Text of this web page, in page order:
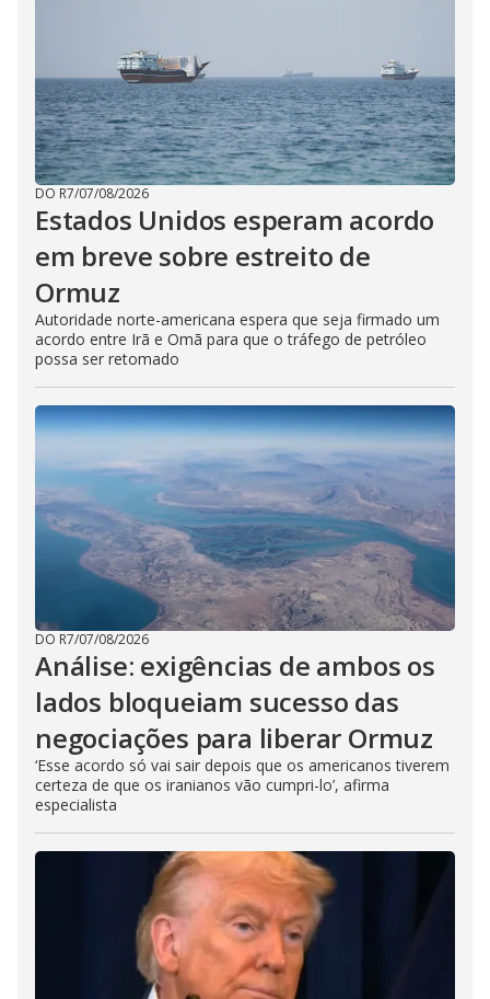
DO R7/07/08/2026
Estados Unidos esperam acordo
em breve sobre estreito de
Ormuz
Autoridade norte-americana espera que seja firmado um
acordo entre Irã e Omã para que o tráfego de petróleo
possa ser retomado
DO R7/07/08/2026
Análise: exigências de ambos os
lados bloqueiam sucesso das
negociações para liberar Ormuz
‘Esse acordo só vai sair depois que os americanos tiverem
certeza de que os iranianos vão cumpri-lo’, afirma
especialista